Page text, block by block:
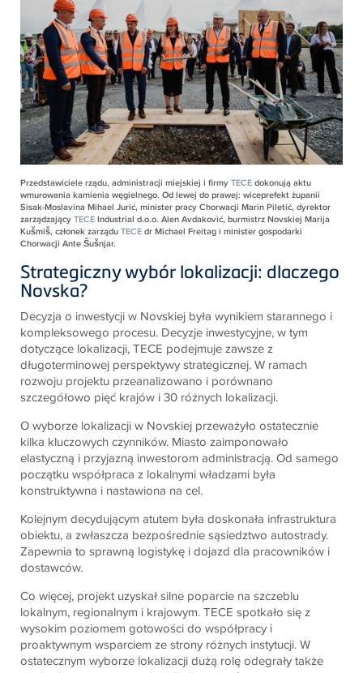
Przedstawiciele rządu, administracji miejskiej i firmyTECEdokonują aktu
wmurowania kamienia węgielnego. Od lewej do prawej: wiceprefekt żupanii
Sisak-Moslavina Mihael Jurić, minister pracy Chorwacji Marin Piletić, dyrektor
zarządzającyTECEIndustrial d.o.o. Alen Avdaković, burmistrz Novskiej Marija
Kušmiš, członek zarząduTECEdr Michael Freitag i minister gospodarki
Chorwacji Ante Šušnjar.
Strategiczny wybór lokalizacji: dlaczego
Novska?
Decyzja o inwestycji w Novskiej była wynikiem starannego i
kompleksowego procesu. Decyzje inwestycyjne, w tym
dotyczące lokalizacji,TECE podejmuje zawsze z
długoterminowej perspektywy strategicznej. W ramach
rozwoju projektu przeanalizowano i porównano
szczegółowo pięć krajów i 30 różnych lokalizacji.
O wyborze lokalizacji w Novskiej przeważyło ostatecznie
kilka kluczowych czynników. Miasto zaimponowało
elastyczną i przyjazną inwestorom administracją. Od samego
początku współpraca z lokalnymi władzami była
konstruktywna i nastawiona na cel.
Kolejnym decydującym atutem była doskonała infrastruktura
obiektu, a zwłaszcza bezpośrednie sąsiedztwo autostrady.
Zapewnia to sprawną logistykę i dojazd dla pracowników i
dostawców.
Co więcej, projekt uzyskał silne poparcie na szczeblu
lokalnym, regionalnym i krajowym.TECE spotkało się z
wysokim poziomem gotowości do współpracy i
proaktywnym wsparciem ze strony różnych instytucji. W
ostatecznym wyborze lokalizacji dużą rolę odegrały także